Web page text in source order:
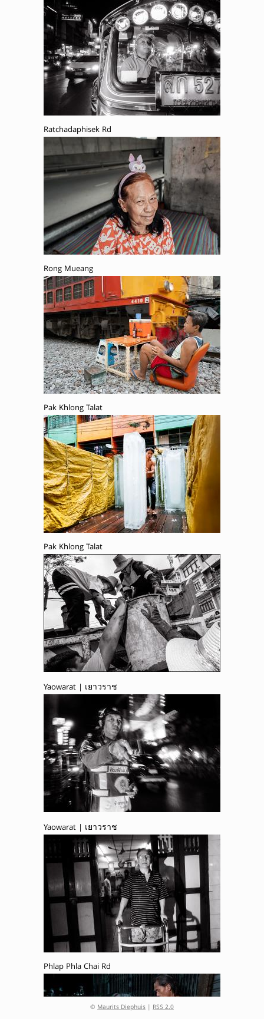
Ratchadaphisek Rd
Rong Mueang
Pak Khlong Talat
Pak Khlong Talat
Yaowarat | เยาวราช
Yaowarat | เยาวราช
Phlap Phla Chai Rd
© Maurits Diephuis | RSS 2.0